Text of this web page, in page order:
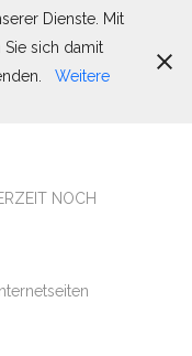
NOCH
Dienste. Mit
sich damit
Weitere